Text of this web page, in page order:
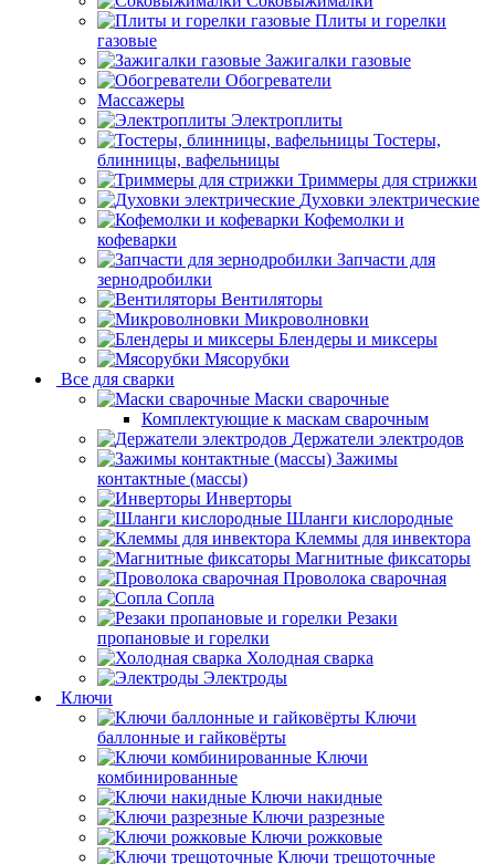
Плиты и горелки
газовые
Зажигалки газовые
Обогреватели
Массажеры
Электроплиты
Тостеры,
блинницы, вафельницы
Триммеры для стрижки
Духовки электрические
Кофемолки и
кофеварки
Запчасти для
зернодробилки
Вентиляторы
Микроволновки
Блендеры и миксеры
Мясорубки
Все для сварки
Маски сварочные
Комплектующие к маскам сварочным
Держатели электродов
Зажимы
контактные (массы)
Инверторы
Шланги кислородные
Клеммы для инвектора
Магнитные фиксаторы
Проволока сварочная
Сопла
Резаки
пропановые и горелки
Холодная сварка
Электроды
Ключи
Ключи
баллонные и гайковёрты
Ключи
комбинированные
Ключи накидные
Ключи разрезные
Ключи рожковые
Ключи трещоточные